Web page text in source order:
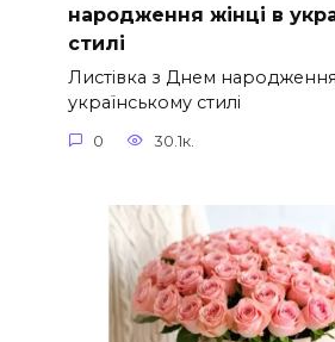
народження жінці в
стилі
Листівка з Днем народження
українському стилі
0 30.1к.